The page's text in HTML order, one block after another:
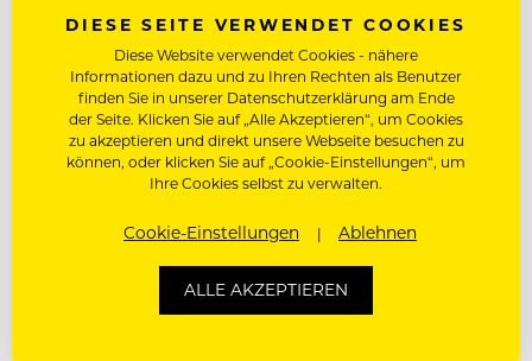
DIESE SEITE VERWENDET COOKIES
Diese Website verwendet Cookies - nähere
Informationen dazu und zu Ihren Rechten als Benutzer
finden Sie in unserer Datenschutzerklärung am Ende
der Seite. Klicken Sie auf „Alle Akzeptieren“, um Cookies
zu akzeptieren und direkt unsere Webseite besuchen zu
können, oder klicken Sie auf „Cookie-Einstellungen“, um
Ihre Cookies selbst zu verwalten.
Cookie-Einstellungen Ablehnen
ALLE AKZEPTIEREN